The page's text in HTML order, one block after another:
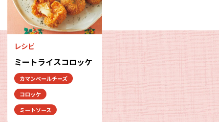
レシピ
ミートライスコロッケ
カマンベールチーズ
コロッケ
ミートソース